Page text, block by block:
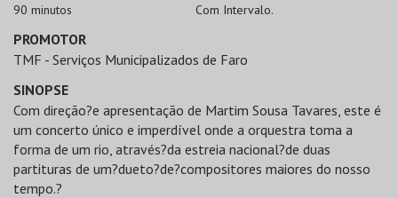
90 minutos Com Intervalo.
PROMOTOR
TMF - Serviços Municipalizados de Faro
SINOPSE
Com direção?e apresentação de Martim Sousa Tavares, este é
um concerto único e imperdível onde a orquestra toma a
forma de um rio, através?da estreia nacional?de duas
partituras de um?dueto?de?compositores maiores do nosso
tempo.?